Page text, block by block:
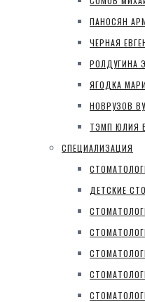
ПАНОСЯН
ЧЕРНАЯ
РОЛДУГИНА
ЯГОДКА
НОВРУЗОВ
ТЭМП ЮЛИЯ
СПЕЦИАЛИЗАЦИЯ
ДЕТСКИЕ